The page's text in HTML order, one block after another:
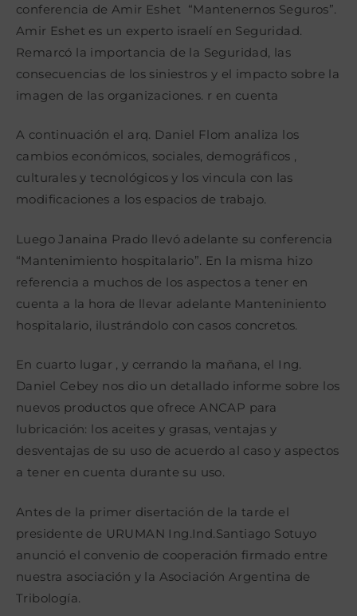
conferencia de Amir Eshet “Mantenernos Seguros”.
Amir Eshet es un experto israelí en Seguridad.
Remarcó la importancia de la Seguridad, las
consecuencias de los siniestros y el impacto sobre la
imagen de las organizaciones. r en cuenta
A continuación el arq. Daniel Flom analiza los
cambios económicos, sociales, demográficos ,
culturales y tecnológicos y los vincula con las
modificaciones a los espacios de trabajo.
Luego Janaina Prado llevó adelante su conferencia
“Mantenimiento hospitalario”. En la misma hizo
referencia a muchos de los aspectos a tener en
cuenta a la hora de llevar adelante Manteniniento
hospitalario, ilustrándolo con casos concretos.
En cuarto lugar , y cerrando la mañana, el Ing.
Daniel Cebey nos dio un detallado informe sobre los
nuevos productos que ofrece ANCAP para
lubricación: los aceites y grasas, ventajas y
desventajas de su uso de acuerdo al caso y aspectos
a tener en cuenta durante su uso.
Antes de la primer disertación de la tarde el
presidente de URUMAN Ing.Ind.Santiago Sotuyo
anunció el convenio de cooperación firmado entre
nuestra asociación y la Asociación Argentina de
Tribología.